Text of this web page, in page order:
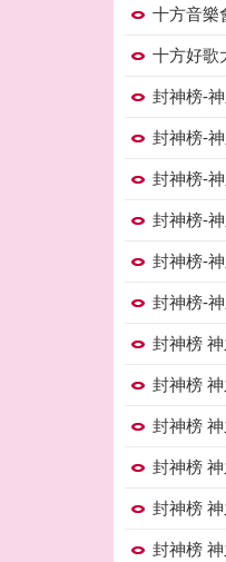
十方音樂
十方好歌
封神榜-
封神榜-
封神榜-
封神榜-
封神榜-
封神榜-
封神榜
封神榜
封神榜
封神榜
封神榜
封神榜